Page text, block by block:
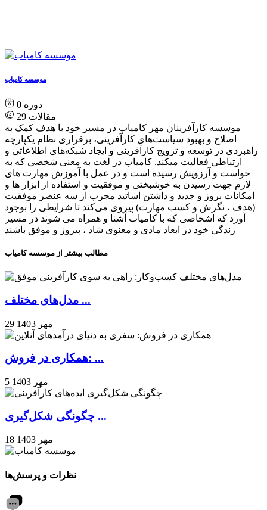
موسسه کامیاب
0
29 مقالات
موسسه کارآفرینان مهر کامیاب در مسیر خود با هدف کمک به
اصلاح و بهبود سیاست‌های کارآفرینی، برقراری نظام یکپارچه
راهبردی در توسعه و ترویج کارآفرینی و ایجاد شبکه‌های اطلاعاتی و
ارتباطی فعالیت میکند. کامیاب در لغت به معنی شخصی که به
خواست و آرزویش رسیده است و در عمل با آموزش مهارت های
لازم جهت رسیدن به خوشبختی و موفقیت و استفاده از ابزار ها و
امکانات بروز و جدید و داشتن اساتید مجرب از سه عنصر موفقیت
(هدف ، نگرش و کسب مهارت) پیروی می‌کند تا شرایطی را بوجود
آورد که اشخاصی که با کامیاب آشنا و همراه می شوند در مسیر
زندگی خود در ابعاد مادی و معنوی شاد ، پیروز و موفق باشند
مطالب بیشتر از موسسه کامیاب
مدل‌های مختلف ...
29 مهر 1403
همکاری در فروش: ...
5 مهر 1403
چگونگی شکل‌گیری ...
18 مهر 1403
نظرات و پرسش‌ها